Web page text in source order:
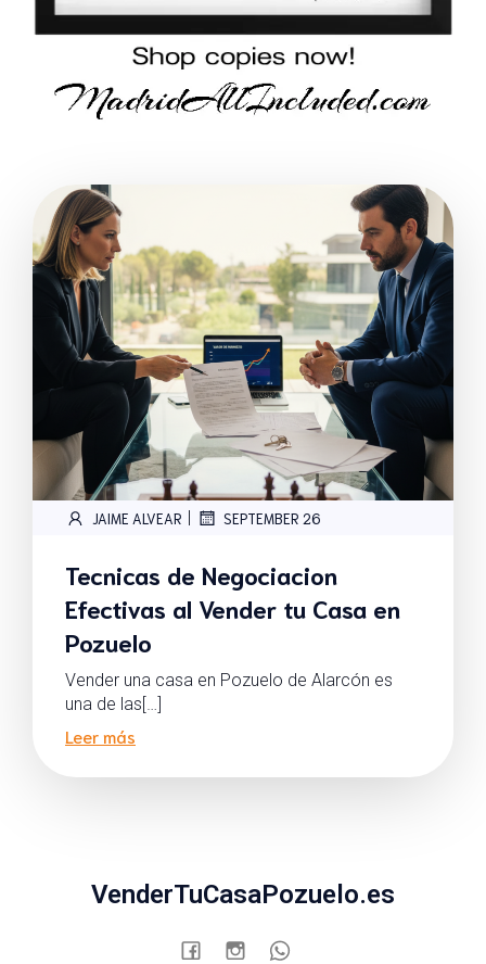
JAIME ALVEAR | SEPTEMBER 26
Tecnicas de Negociacion
Efectivas al Vender tu Casa en
Pozuelo
Vender una casa en Pozuelo de Alarcón es
una de las[…]
Leer más
VenderTuCasaPozuelo.es